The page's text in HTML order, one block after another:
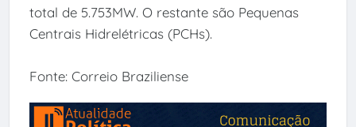
total de 5.753MW. O restante são Pequenas
Centrais Hidrelétricas (PCHs).
Fonte: Correio Braziliense